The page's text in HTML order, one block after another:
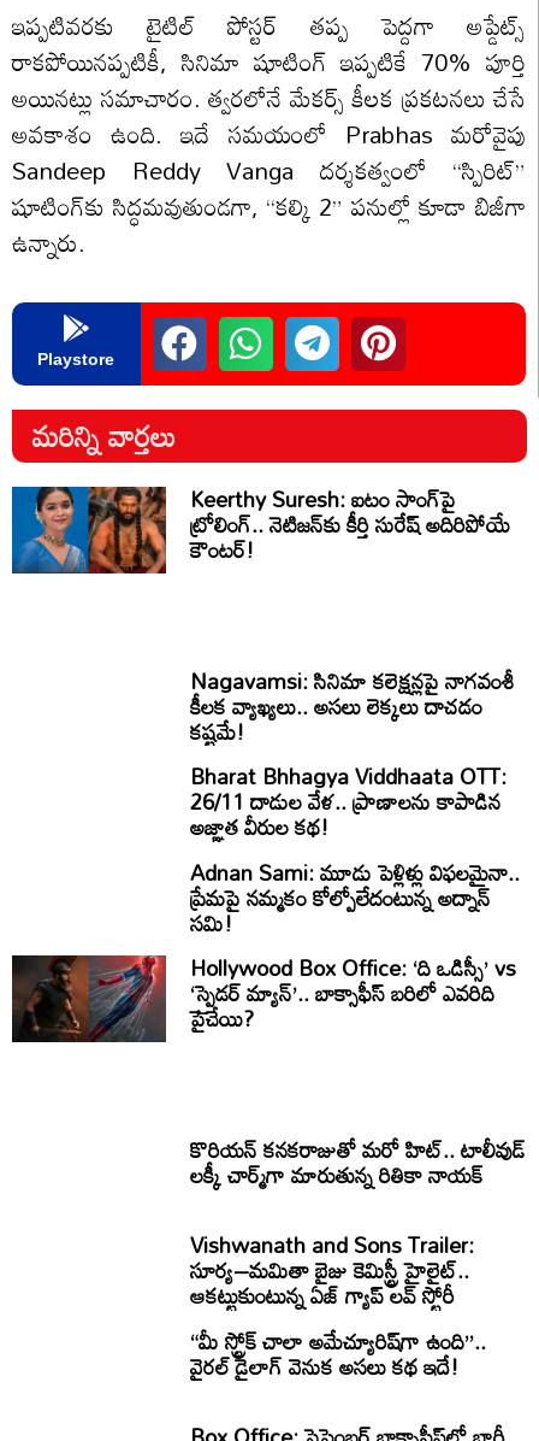
ఇప్పటివరకు టైటిల్ పోస్టర్ తప్ప పెద్దగా అప్డేట్స్
రాకపోయినప్పటికీ, సినిమా షూటింగ్ ఇప్పటికే 70% పూర్తి
అయినట్లు సమాచారం. త్వరలోనే మేకర్స్ కీలక ప్రకటనలు చేసే
అవకాశం ఉంది. ఇదే సమయంలో Prabhas మరోవైపు
Sandeep Reddy Vanga దర్శకత్వంలో “స్పిరిట్”
షూటింగ్‌కు సిద్ధమవుతుండగా, “కల్కి 2” పనుల్లో కూడా బిజీగా
ఉన్నారు.
Playstore
మరిన్ని వార్తలు
Keerthy Suresh: ఐటం సాంగ్‌పై
ట్రోలింగ్.. నెటిజన్‌కు కీర్తి సురేష్ అదిరిపోయే
కౌంటర్!
Nagavamsi: సినిమా కలెక్షన్లపై నాగవంశీ
కీలక వ్యాఖ్యలు.. అసలు లెక్కలు దాచడం
కష్టమే!
Bharat Bhhagya Viddhaata OTT:
26/11 దాడుల వేళ.. ప్రాణాలను కాపాడిన
అజ్ఞాత వీరుల కథ!
Adnan Sami: మూడు పెళ్లిళ్లు విఫలమైనా..
ప్రేమపై నమ్మకం కోల్పోలేదంటున్న అద్నాన్
సమి!
Hollywood Box Office: ‘ది ఒడిస్సీ’ vs
‘స్పైడర్ మ్యాన్’.. బాక్సాఫీస్ బరిలో ఎవరిది
పైచేయి?
కొరియన్ కనకరాజుతో మరో హిట్.. టాలీవుడ్
లక్కీ చార్మ్‌గా మారుతున్న రితికా నాయక్
Vishwanath and Sons Trailer:
సూర్య–మమితా బైజు కెమిస్ట్రీ హైలైట్..
ఆకట్టుకుంటున్న ఏజ్ గ్యాప్ లవ్ స్టోరీ
“మీ స్ట్రోక్ చాలా అమేచ్యూరిష్‌గా ఉంది”..
వైరల్ డైలాగ్ వెనుక అసలు కథ ఇదే!